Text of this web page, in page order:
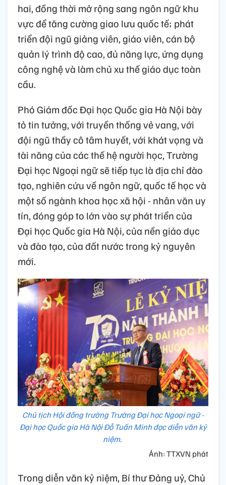
hai, đồng thời mở rộng sang ngôn ngữ khu
vực để tăng cường giao lưu quốc tế; phát
triển đội ngũ giảng viên, giáo viên, cán bộ
quản lý trình độ cao, đủ năng lực, ứng dụng
công nghệ và làm chủ xu thế giáo dục toàn
cầu.
Phó Giám đốc Đại học Quốc gia Hà Nội bày
tỏ tin tưởng, với truyền thống vẻ vang, với
đội ngũ thầy cô tâm huyết, với khát vọng và
tài năng của các thế hệ người học, Trường
Đại học Ngoại ngữ sẽ tiếp tục là địa chỉ đào
tạo, nghiên cứu về ngôn ngữ, quốc tế học và
một số ngành khoa học xã hội - nhân văn uy
tín, đóng góp to lớn vào sự phát triển của
Đại học Quốc gia Hà Nội, của nền giáo dục
và đào tạo, của đất nước trong kỷ nguyên
mới.
Chủ tịch Hội đồng trường Trường Đại học Ngoại ngữ -
Đại học Quốc gia Hà Nội Đỗ Tuấn Minh đọc diễn văn kỷ
niệm.
Ảnh: TTXVN phát
Trong diễn văn kỷ niệm, Bí thư Đảng uỷ, Chủ